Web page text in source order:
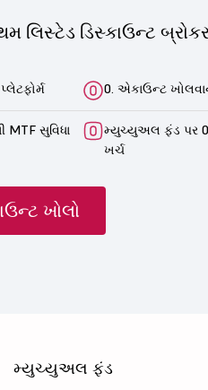
લિસ્ટેડ ડિસ્કાઉન્ટ
0. એકાઉન્ટ
MTF સુવિધા
મ્યુચ્યુઅલ ફંડ પર
ખર્ચ
ખોલો
મ્યુચ્યુઅલ ફંડ